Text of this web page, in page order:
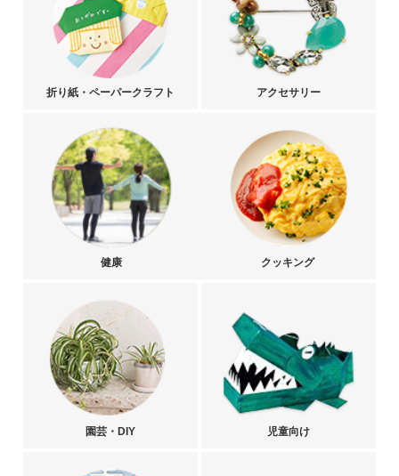
折り紙・ペーパークラフト アクセサリー
健康 クッキング
園芸・DIY 児童向け